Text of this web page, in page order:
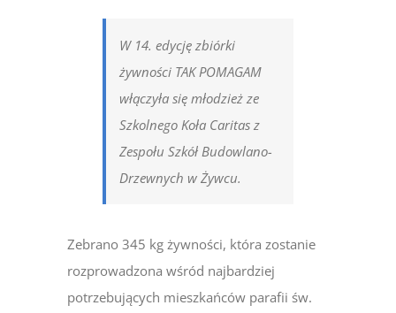
W 14. edycję zbiórki
żywności TAK POMAGAM
włączyła się młodzież ze
Szkolnego Koła Caritas z
Zespołu Szkół Budowlano-
Drzewnych w Żywcu.
Zebrano 345 kg żywności, która zostanie
rozprowadzona wśród najbardziej
potrzebujących mieszkańców parafii św.